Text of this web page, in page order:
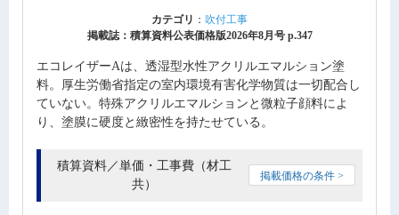
カテゴリ ： 吹付工事
掲載誌：積算資料公表価格版2026年8月号 p.347
エコレイザーAは、透湿型水性アクリルエマルション塗
料。厚生労働省指定の室内環境有害化学物質は一切配合し
ていない。特殊アクリルエマルションと微粒子顔料によ
り、塗膜に硬度と緻密性を持たせている。
積算資料／単価・工事費（材工
共）
掲載価格の条件 >